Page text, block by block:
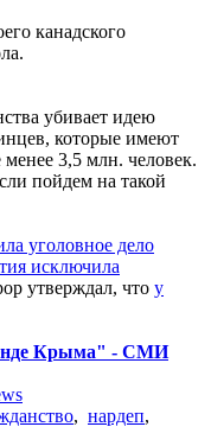
канадского
убивает идею
которые имеют
менее 3,5 млн. человек.
пойдем на такой
уголовное дело
исключила
утверждал, что у
Крыма" - СМИ
, нардеп,